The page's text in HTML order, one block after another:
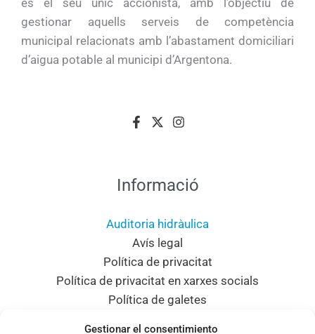
Gestionar el consentimiento
és el seu únic accionista, amb l’objectiu de
gestionar aquells serveis de competència
municipal relacionats amb l’abastament domiciliari
d’aigua potable al municipi d’Argentona.
Informació
Auditoria hidràulica
Avís legal
Política de privacitat
Política de privacitat en xarxes socials
Política de galetes